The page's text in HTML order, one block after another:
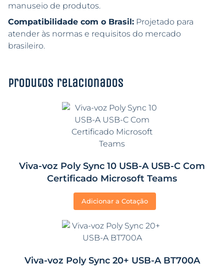
manuseio de produtos.
Compatibilidade com o Brasil: Projetado para
atender às normas e requisitos do mercado
brasileiro.
Produtos relacionados
Viva-voz Poly Sync 10 USB-A USB-C Com
Certificado Microsoft Teams
Adicionar a Cotação
Viva-voz Poly Sync 20+ USB-A BT700A